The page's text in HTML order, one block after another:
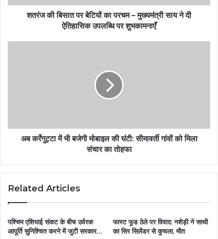
शतरंज की बिसात पर बेटियों का परचम – मुख्यमंत्री साय ने दी
ऐतिहासिक उपलब्धि पर शुभकामनाएँ
अब कर्रेगुट्टा में भी बजेगी मोबाइल की घंटी: सीमावर्ती गांवों को मिला
संचार का तोहफा
Related Articles
पश्चिम एशियाई संकट के बीच उर्वरक
आपूर्ति सुनिश्चित करने में जुटी सरकार…
फास्ट फूड ठेले पर विवाद: नशेड़ी ने साथी
का सिर सिलेंडर से कुचला, मौत